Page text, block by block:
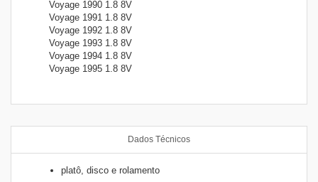
Voyage 1990 1.8 8V
Voyage 1991 1.8 8V
Voyage 1992 1.8 8V
Voyage 1993 1.8 8V
Voyage 1994 1.8 8V
Voyage 1995 1.8 8V
Dados Técnicos
platô, disco e rolamento